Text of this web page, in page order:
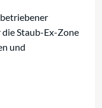
Staub-Ex-Zone
und